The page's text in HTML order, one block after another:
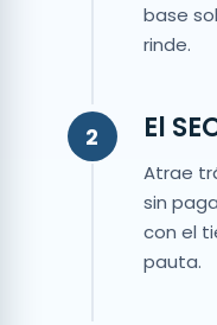
base
rinde.
2 El
Atrae
sin
con el
pauta.